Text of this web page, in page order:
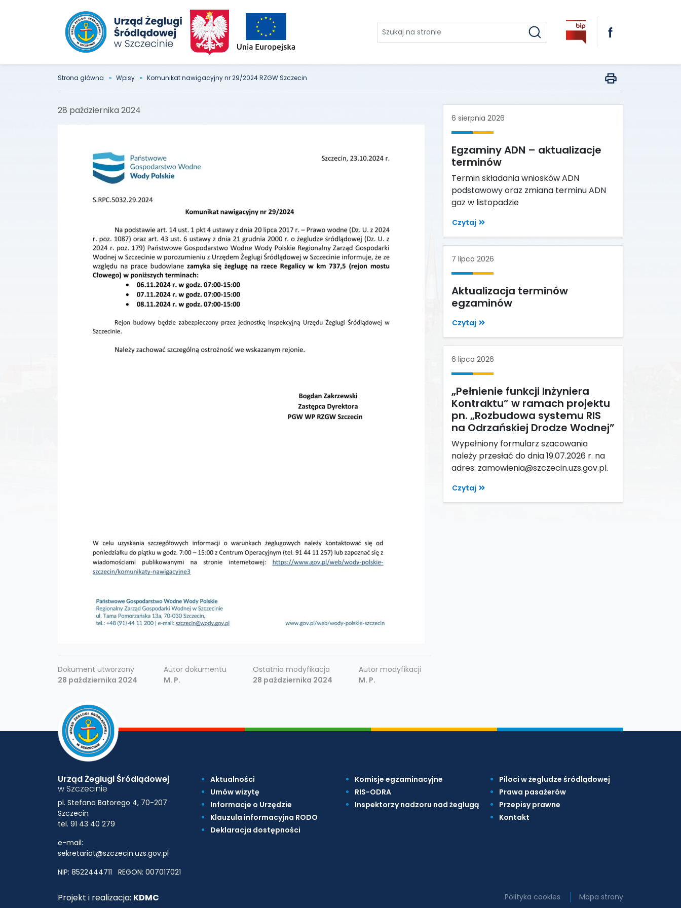
Szukaj
na
Strona glówna Wpisy Komunikat nawigacyjny nr 29/2024 RZGW Szczecin
28 października 2024
Dokument utworzony
28 października 2024
Autor dokumentu
M. P.
Ostatnia modyfikacja
28 października 2024
Autor modyfikacji
M. P.
6 sierpnia 2026
Egzaminy ADN – aktualizacje
terminów
Termin składania wniosków ADN
podstawowy oraz zmiana terminu ADN
gaz w listopadzie
Czytaj
7 lipca 2026
Aktualizacja terminów
egzaminów
Czytaj
6 lipca 2026
„Pełnienie funkcji Inżyniera
Kontraktu” w ramach projektu
pn. „Rozbudowa systemu RIS
na Odrzańskiej Drodze Wodnej”
Wypełniony formularz szacowania
należy przesłać do dnia 19.07.2026 r. na
adres: zamowienia@szczecin.uzs.gov.pl.
Czytaj
Urząd Żeglugi Śródlądowej
w Szczecinie
pl. Stefana Batorego 4, 70-207
Szczecin
tel. 91 43 40 279
e-mail:
sekretariat@szczecin.uzs.gov.pl
NIP: 8522444711
REGON: 007017021
Aktualności
Umów wizytę
Informacje o Urzędzie
Klauzula informacyjna RODO
Deklaracja dostępności
Komisje egzaminacyjne
RIS-ODRA
Inspektorzy nadzoru nad żeglugą
Piloci w żegludze śródlądowej
Prawa pasażerów
Przepisy prawne
Kontakt
Projekt i realizacja: KDMC Polityka cookies Mapa strony